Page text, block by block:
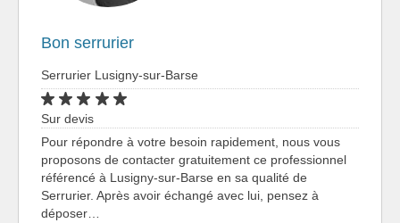
Bon serrurier
Serrurier Lusigny-sur-Barse
Sur devis
Pour répondre à votre besoin rapidement, nous vous
proposons de contacter gratuitement ce professionnel
référencé à Lusigny-sur-Barse en sa qualité de
Serrurier. Après avoir échangé avec lui, pensez à
déposer…